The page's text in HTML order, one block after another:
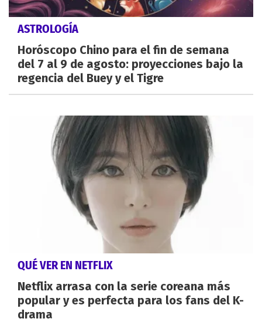
ASTROLOGÍA
Horóscopo Chino para el fin de semana
del 7 al 9 de agosto: proyecciones bajo la
regencia del Buey y el Tigre
QUÉ VER EN NETFLIX
Netflix arrasa con la serie coreana más
popular y es perfecta para los fans del K-
drama